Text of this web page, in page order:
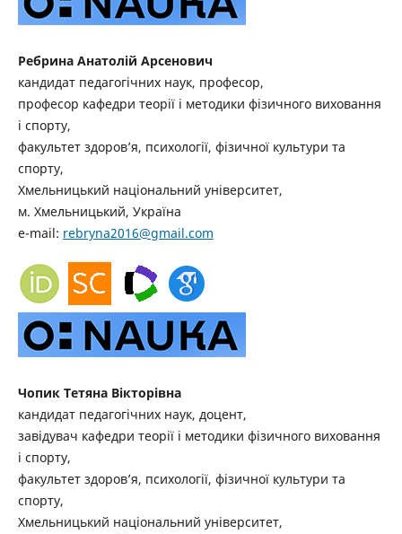
Ребрина Анатолій Арсенович
кандидат педагогічних наук, професор,
професор кафедри теорії і методики фізичного виховання
і спорту,
факультет здоров’я, психології, фізичної культури та
спорту,
Хмельницький національний університет,
м. Хмельницький, Україна
e-mail: rebryna2016@gmail.com
Чопик Тетяна Вікторівна
кандидат педагогічних наук, доцент,
завідувач кафедри теорії і методики фізичного виховання
і спорту,
факультет здоров’я, психології, фізичної культури та
спорту,
Хмельницький національний університет,